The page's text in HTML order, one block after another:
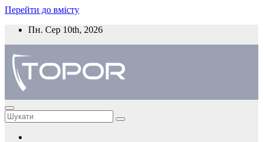
Перейти до вмісту
Пн. Сер 10th, 2026